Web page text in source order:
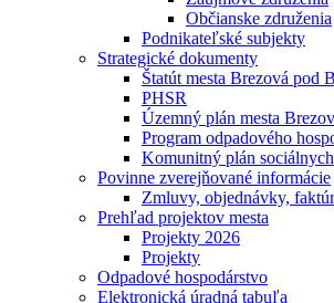
Občianske združenia
Podnikateľské subjekty
Strategické dokumenty
Štatút mesta Brezová pod
PHSR
Územný plán mesta
Program odpadového
Komunitný plán
Povinne zverejňované informácie
Zmluvy, objednávky,
Prehľad projektov mesta
Projekty 2026
Projekty
Odpadové hospodárstvo
Elektronická úradná tabuľa